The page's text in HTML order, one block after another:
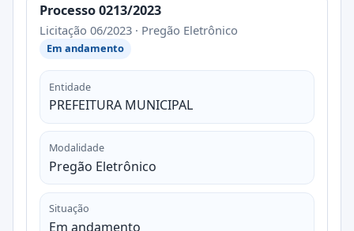
Processo 0213/2023
Licitação 06/2023 · Pregão Eletrônico
Em andamento
Entidade
PREFEITURA MUNICIPAL
Modalidade
Pregão Eletrônico
Situação
Em andamento